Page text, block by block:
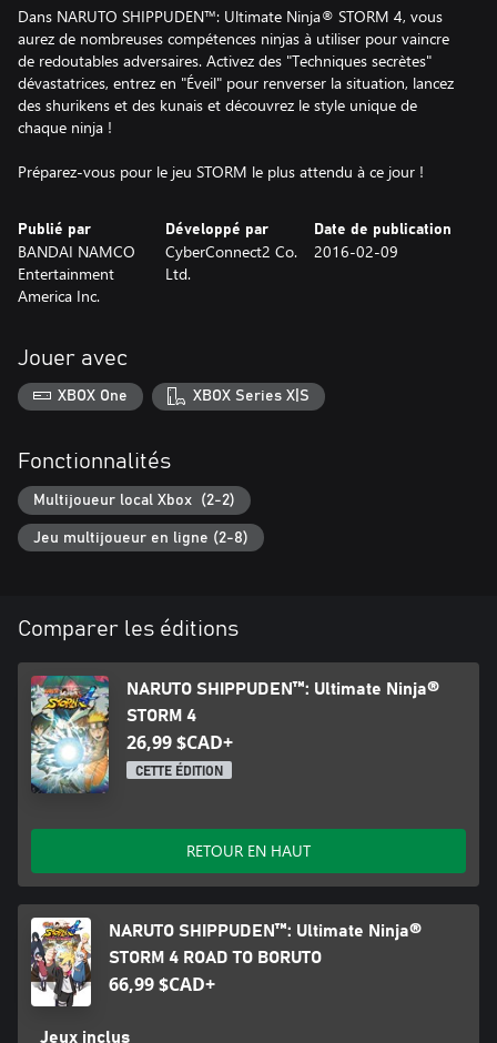
Dans NARUTO SHIPPUDEN™: Ultimate Ninja® STORM 4, vous
aurez de nombreuses compétences ninjas à utiliser pour vaincre
de redoutables adversaires. Activez des "Techniques secrètes"
dévastatrices, entrez en "Éveil" pour renverser la situation, lancez
des shurikens et des kunais et découvrez le style unique de
chaque ninja !
Préparez-vous pour le jeu STORM le plus attendu à ce jour !
Publié par
BANDAI NAMCO
Entertainment
America Inc.
Développé par
CyberConnect2 Co.
Ltd.
Date de publication
2016-02-09
Jouer avec
XBOX One XBOX Series X|S
Fonctionnalités
Multijoueur local Xbox (2-2)
Jeu multijoueur en ligne (2-8)
Comparer les éditions
NARUTO SHIPPUDEN™: Ultimate Ninja®
STORM 4
26,99 $CAD+
CETTE ÉDITION
RETOUR EN HAUT
NARUTO SHIPPUDEN™: Ultimate Ninja®
STORM 4 ROAD TO BORUTO
66,99 $CAD+
Jeux inclus